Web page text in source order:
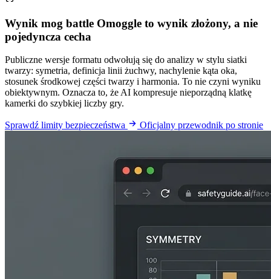
Wynik mog battle Omoggle to wynik złożony, a nie
pojedyncza cecha
Publiczne wersje formatu odwołują się do analizy w stylu siatki
twarzy: symetria, definicja linii żuchwy, nachylenie kąta oka,
stosunek środkowej części twarzy i harmonia. To nie czyni wyniku
obiektywnym. Oznacza to, że AI kompresuje nieporządną klatkę
kamerki do szybkiej liczby gry.
Sprawdź limity bezpieczeństwa Oficjalny przewodnik po stronie